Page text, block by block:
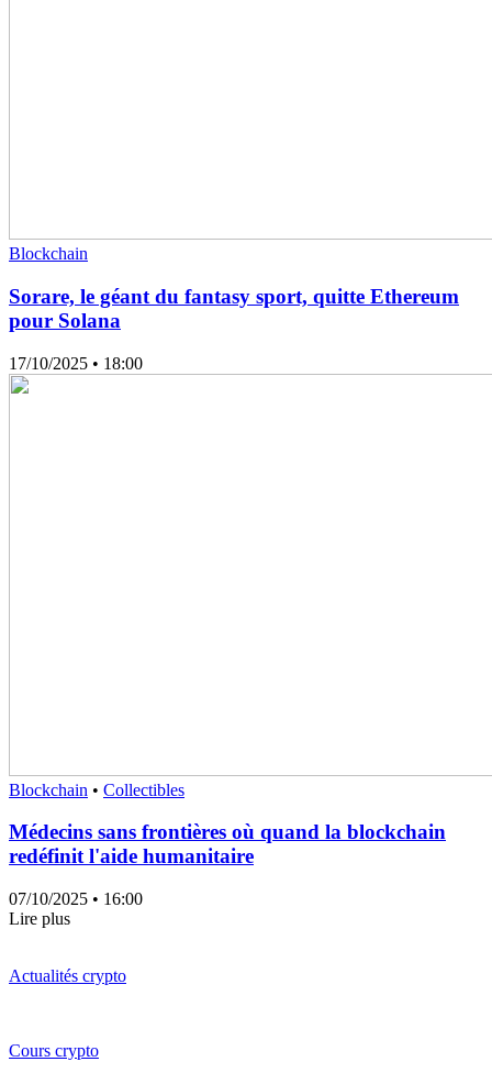
Blockchain
Sorare, le géant du fantasy sport, quitte Ethereum
pour Solana
17/10/2025 • 18:00
Blockchain • Collectibles
Médecins sans frontières où quand la blockchain
redéfinit l'aide humanitaire
07/10/2025 • 16:00
Lire plus
Actualités crypto
Cours crypto